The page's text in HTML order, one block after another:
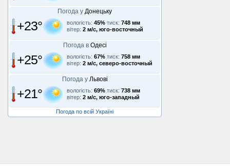
Погода у Донецьку
+23° вологість: 45% тиск: 748 мм
вітер: 2 м/с, юго-восточный
Погода в Одесі
+25° вологість: 67% тиск: 758 мм
вітер: 2 м/с, северо-восточный
Погода у Львові
+21° вологість: 69% тиск: 738 мм
вітер: 2 м/с, юго-западный
Погода по всій Україні